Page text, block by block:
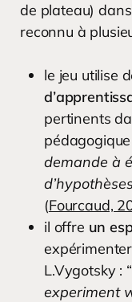
de plateau)
reconnu à
le jeu utilise
pertinents
demande à
(Fourcaud,
il offre un
L.Vygotsky : “
experiment